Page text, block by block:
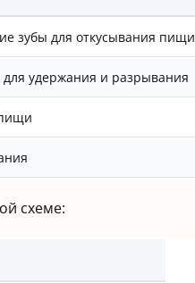
зубы для откусывания пищи
удержания и разрывания
схеме: